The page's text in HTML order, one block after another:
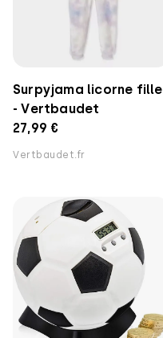
Surpyjama licorne fille
- Vertbaudet
27,99 €
Vertbaudet.fr